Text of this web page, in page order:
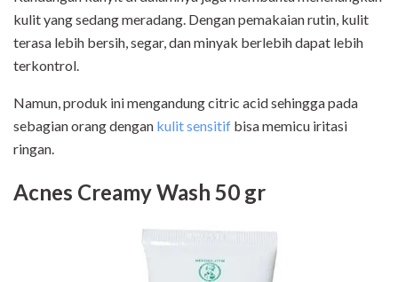
kulit yang sedang meradang. Dengan pemakaian rutin, kulit
terasa lebih bersih, segar, dan minyak berlebih dapat lebih
terkontrol.
Namun, produk ini mengandung citric acid sehingga pada
sebagian orang dengan kulit sensitif bisa memicu iritasi
ringan.
Acnes Creamy Wash 50 gr